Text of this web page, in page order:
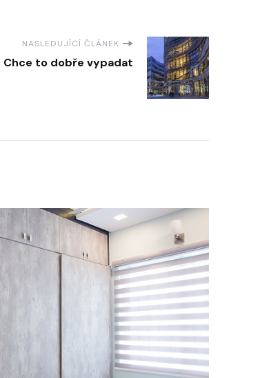
NASLEDUJÍCÍ ČLÁNEK
Chce to dobře vypadat